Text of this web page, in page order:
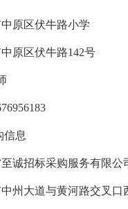
中原区伏牛路小学
中原区伏牛路142号
信息
至诚招标采购服务有限公
中州大道与黄河路交叉